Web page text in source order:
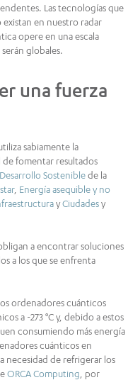
Las tecnologías que
en nuestro radar
opere en una escala
globales.
una fuerza
sabiamente la
fomentar resultados
Sosteniblede la
, Energía asequible y no
yCiudadesy
a encontrar soluciones
a los que se enfrenta
ordenadores cuánticos
a -273 °C y, debido a estos
consumiendo más energía
cuánticos en
necesidad de refrigerar los
ORCA Computing , por